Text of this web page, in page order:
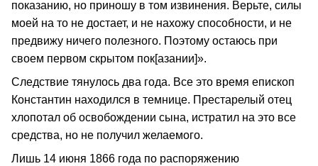
показанию, но приношу в том извинения. Верьте, силы
моей на то не достает, и не нахожу способности, и не
предвижу ничего полезного. Поэтому остаюсь при
своем первом скрытом пок[азании]».
Следствие тянулось два года. Все это время епископ
Константин находился в темнице. Престарелый отец
хлопотал об освобождении сына, истратил на это все
средства, но не получил желаемого.
Лишь 14 июня 1866 года по распоряжению